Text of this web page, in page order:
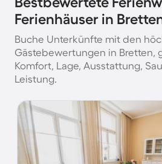
Ferienhäuser in
Buche Unterkünfte mit den
Gästebewertungen in Bretten,
Komfort, Lage, Ausstattung,
Leistung.